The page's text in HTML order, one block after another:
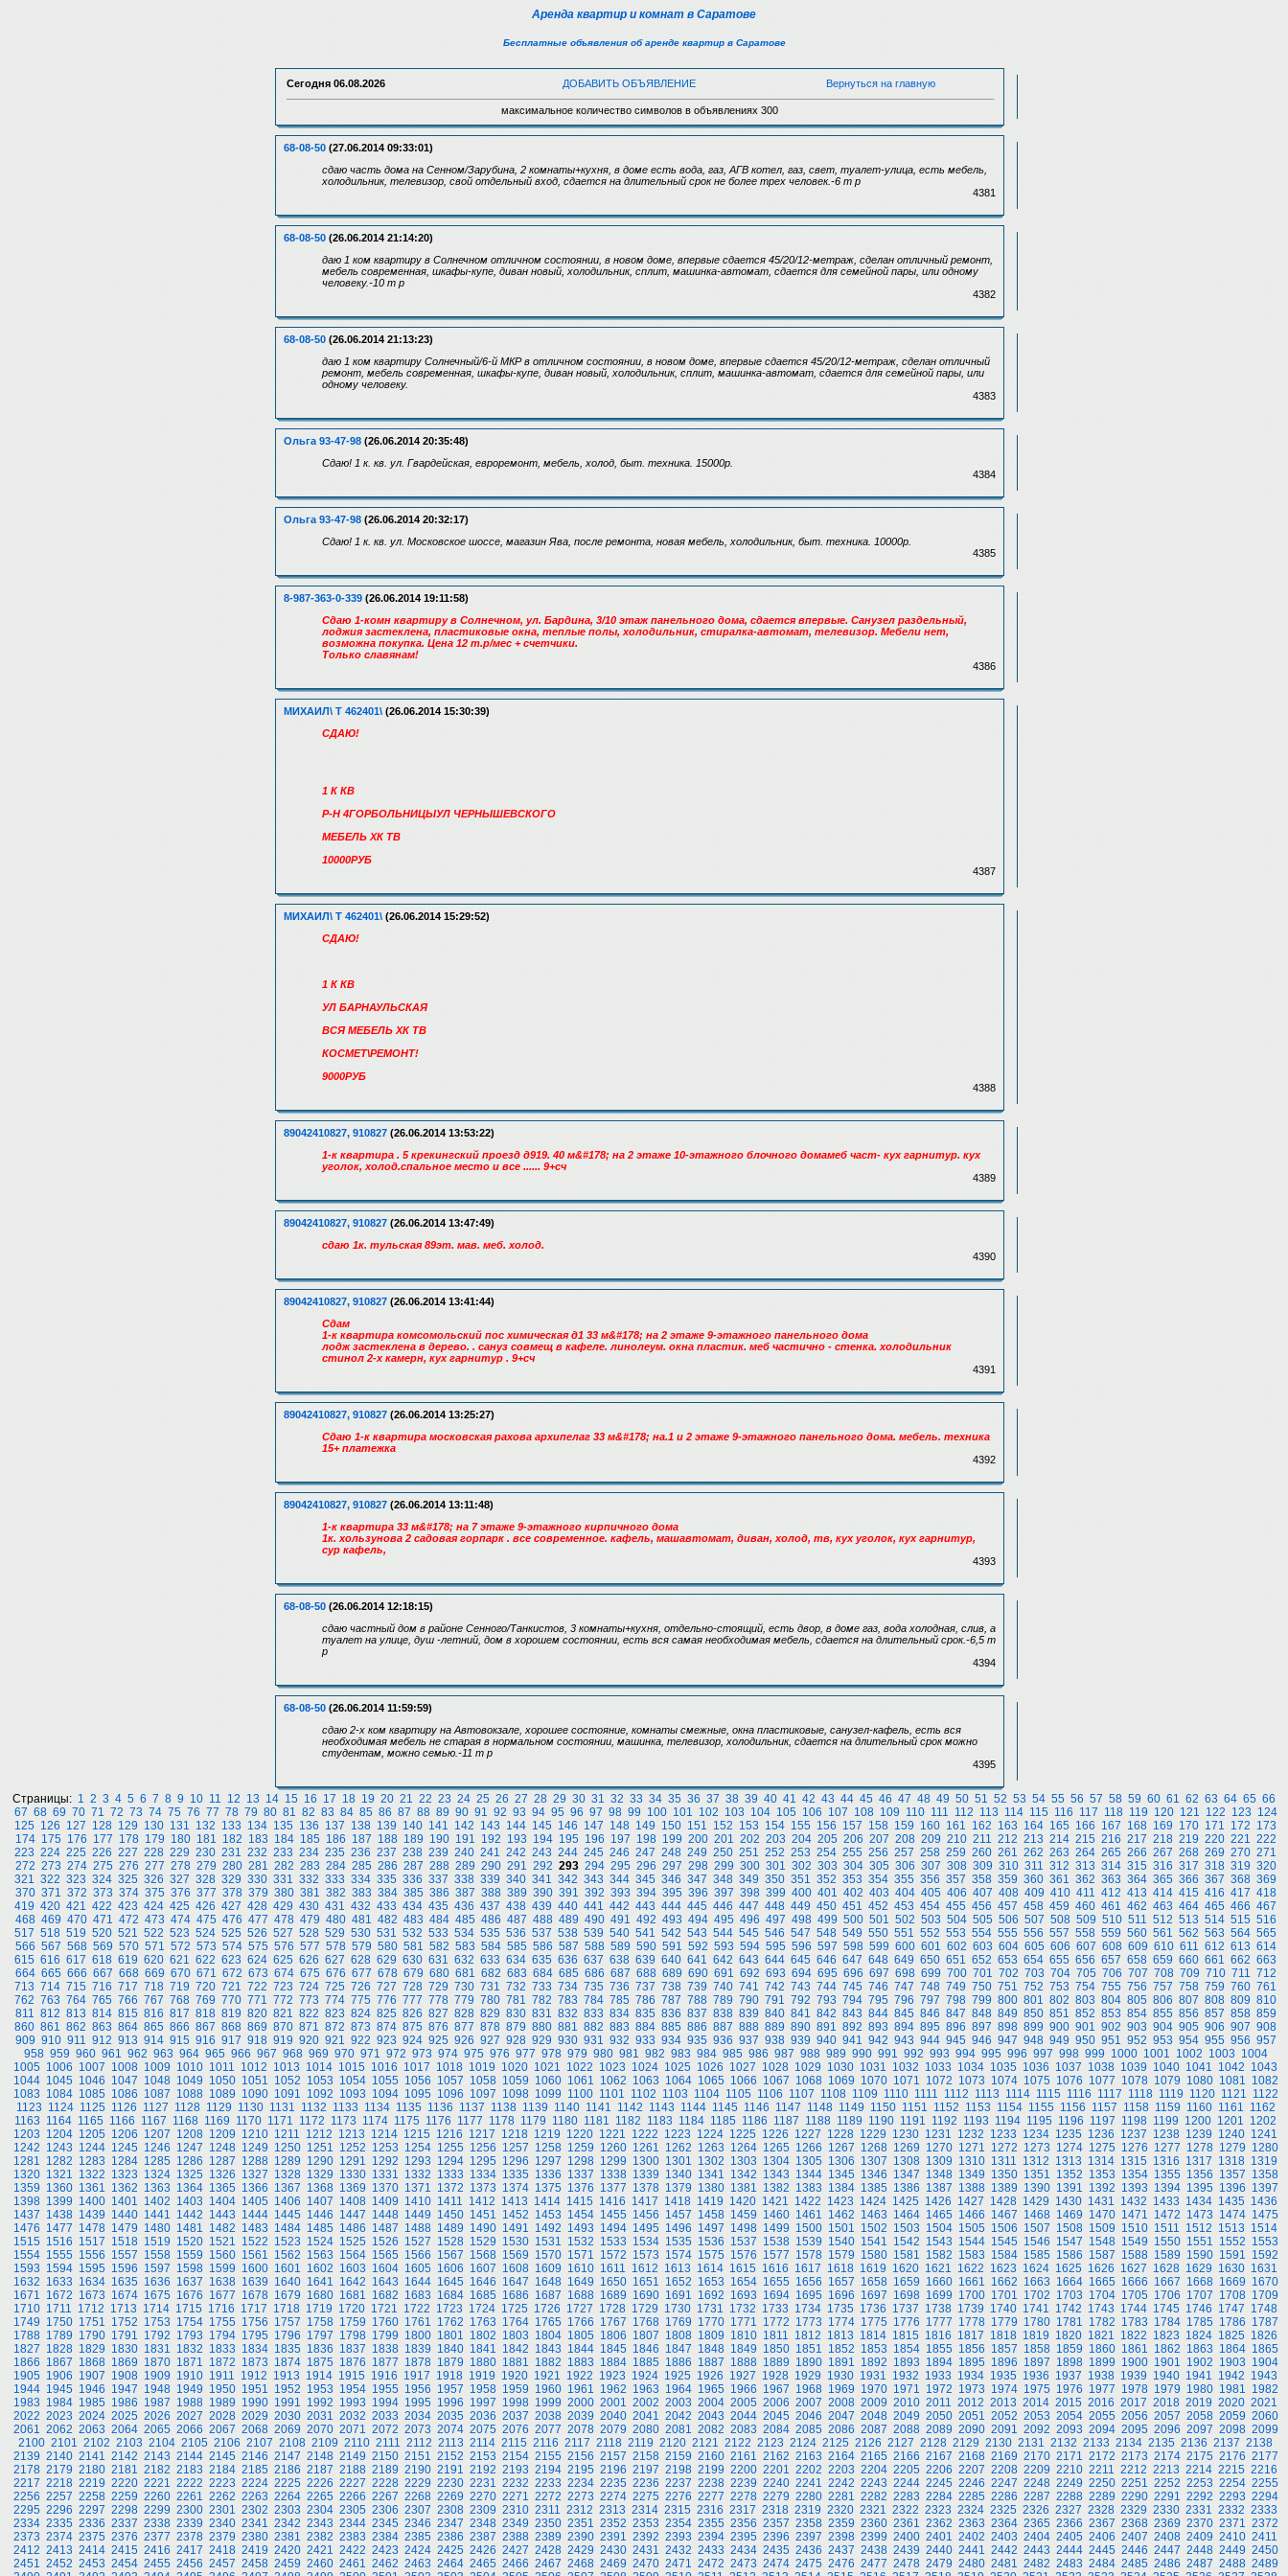
Аренда квартир и комнат в Саратове
Бесплатные объявления об аренде квартир в Саратове
Сегодня 06.08.2026 ДОБАВИТЬ ОБЪЯВЛЕНИЕ Вернуться на главную
максимальное количество символов в объявлениях 300
68-08-50 (27.06.2014 09:33:01)
сдаю часть дома на Сенном/Зарубина, 2 комнаты+кухня, в доме есть вода, газ, АГВ котел, газ, свет, туалет-улица, есть мебель,
холодильник, телевизор, свой отдельный вход, сдается на длительный срок не более трех человек.-6 т р
4381
68-08-50 (26.06.2014 21:14:20)
даю 1 ком квартиру в Солнечном отличном состоянии, в новом доме, впервые сдается 45/20/12-метраж, сделан отличный ремонт,
мебель современная, шкафы-купе, диван новый, холодильник, сплит, машинка-автомат, сдается для семейной пары, или одному
человеку.-10 т р
4382
68-08-50 (26.06.2014 21:13:23)
даю 1 ком квартиру Солнечный/6-й МКР в отличном состоянии, в новом доме, впервые сдается 45/20/12-метраж, сделан отличный
ремонт, мебель современная, шкафы-купе, диван новый, холодильник, сплит, машинка-автомат, сдается для семейной пары, или
одному человеку.
4383
Ольга 93-47-98 (26.06.2014 20:35:48)
Сдаю! 1 к. кв. ул. Гвардейская, евроремонт, мебель, холод, быт. техника. 15000р.
4384
Ольга 93-47-98 (26.06.2014 20:32:17)
Сдаю! 1 к. кв. ул. Московское шоссе, магазин Ява, после ремонта, новая мебель, холодильник, быт. техника. 10000р.
4385
8-987-363-0-339 (26.06.2014 19:11:58)
Сдаю 1-комн квартиру в Солнечном, ул. Бардина, 3/10 этаж панельного дома, сдается впервые. Санузел раздельный,
лоджия застеклена, пластиковые окна, теплые полы, холодильник, стиралка-автомат, телевизор. Мебели нет,
возможна покупка. Цена 12 т.р/мес + счетчики.
Только славянам!
4386
МИХАИЛ\ Т 462401\ (26.06.2014 15:30:39)
СДАЮ!
1 К КВ
Р-Н 4ГОРБОЛЬНИЦЫУЛ ЧЕРНЫШЕВСКОГО
МЕБЕЛЬ ХК ТВ
10000РУБ
4387
МИХАИЛ\ Т 462401\ (26.06.2014 15:29:52)
СДАЮ!
1 К КВ
УЛ БАРНАУЛЬСКАЯ
ВСЯ МЕБЕЛЬ ХК ТВ
КОСМЕТ\РЕМОНТ!
9000РУБ
4388
89042410827, 910827 (26.06.2014 13:53:22)
1-к квартира . 5 крекингский проезд д919. 40 м&#178; на 2 этаже 10-этажного блочного домамеб част- кух гарнитур. кух
уголок, холод.спальное место и все ...... 9+сч
4389
89042410827, 910827 (26.06.2014 13:47:49)
сдаю 1к. тульская 89эт. мав. меб. холод.
4390
89042410827, 910827 (26.06.2014 13:41:44)
Сдам
1-к квартира комсомольский пос химическая д1 33 м&#178; на 2 этаже 9-этажного панельного дома
лодж застеклена в дерево. . сануз совмещ в кафеле. линолеум. окна пластик. меб частично - стенка. холодильник
стинол 2-х камерн, кух гарнитур . 9+сч
4391
89042410827, 910827 (26.06.2014 13:25:27)
Сдаю 1-к квартира московская рахова архипелаг 33 м&#178; на.1 и 2 этаже 9-этажного панельного дома. мебель. техника
15+ платежка
4392
89042410827, 910827 (26.06.2014 13:11:48)
1-к квартира 33 м&#178; на 7 этаже 9-этажного кирпичного дома
1к. хользунова 2 садовая горпарк . все современное. кафель, машавтомат, диван, холод, тв, кух уголок, кух гарнитур,
сур кафель,
4393
68-08-50 (26.06.2014 12:18:15)
сдаю частный дом в районе Сенного/Танкистов, 3 комнаты+кухня, отдельно-стоящий, есть двор, в доме газ, вода холодная, слив, а
туалет на улице, душ -летний, дом в хорошем состоянии, есть вся самая необходимая мебель, сдается на длительный срок.-6,5 т
р
4394
68-08-50 (26.06.2014 11:59:59)
сдаю 2-х ком квартиру на Автовокзале, хорошее состояние, комнаты смежные, окна пластиковые, санузел-кафель, есть вся
необходимая мебель не старая в нормальном состоянии, машинка, телевизор, холодильник, сдается на длительный срок можно
студентам, можно семью.-11 т р
4395
Страницы: 1 2 3 4 5 6 7 8 9 10 11 12 13 14 15 16 17 18 19 20 21 22 23 24 25 26 27 28 29 30 31 32 33 34 35 36 37 38 39 40 41 42 43 44 45 46 47 48 49 50 51 52 53 54 55 56 57 58 59 60 61 62 63 64 65 66
67 68 69 70 71 72 73 74 75 76 77 78 79 80 81 82 83 84 85 86 87 88 89 90 91 92 93 94 95 96 97 98 99 100 101 102 103 104 105 106 107 108 109 110 111 112 113 114 115 116 117 118 119 120 121 122 123 124
125 126 127 128 129 130 131 132 133 134 135 136 137 138 139 140 141 142 143 144 145 146 147 148 149 150 151 152 153 154 155 156 157 158 159 160 161 162 163 164 165 166 167 168 169 170 171 172 173
174 175 176 177 178 179 180 181 182 183 184 185 186 187 188 189 190 191 192 193 194 195 196 197 198 199 200 201 202 203 204 205 206 207 208 209 210 211 212 213 214 215 216 217 218 219 220 221 222
223 224 225 226 227 228 229 230 231 232 233 234 235 236 237 238 239 240 241 242 243 244 245 246 247 248 249 250 251 252 253 254 255 256 257 258 259 260 261 262 263 264 265 266 267 268 269 270 271
272 273 274 275 276 277 278 279 280 281 282 283 284 285 286 287 288 289 290 291 292 293 294 295 296 297 298 299 300 301 302 303 304 305 306 307 308 309 310 311 312 313 314 315 316 317 318 319 320
321 322 323 324 325 326 327 328 329 330 331 332 333 334 335 336 337 338 339 340 341 342 343 344 345 346 347 348 349 350 351 352 353 354 355 356 357 358 359 360 361 362 363 364 365 366 367 368 369
370 371 372 373 374 375 376 377 378 379 380 381 382 383 384 385 386 387 388 389 390 391 392 393 394 395 396 397 398 399 400 401 402 403 404 405 406 407 408 409 410 411 412 413 414 415 416 417 418
419 420 421 422 423 424 425 426 427 428 429 430 431 432 433 434 435 436 437 438 439 440 441 442 443 444 445 446 447 448 449 450 451 452 453 454 455 456 457 458 459 460 461 462 463 464 465 466 467
468 469 470 471 472 473 474 475 476 477 478 479 480 481 482 483 484 485 486 487 488 489 490 491 492 493 494 495 496 497 498 499 500 501 502 503 504 505 506 507 508 509 510 511 512 513 514 515 516
517 518 519 520 521 522 523 524 525 526 527 528 529 530 531 532 533 534 535 536 537 538 539 540 541 542 543 544 545 546 547 548 549 550 551 552 553 554 555 556 557 558 559 560 561 562 563 564 565
566 567 568 569 570 571 572 573 574 575 576 577 578 579 580 581 582 583 584 585 586 587 588 589 590 591 592 593 594 595 596 597 598 599 600 601 602 603 604 605 606 607 608 609 610 611 612 613 614
615 616 617 618 619 620 621 622 623 624 625 626 627 628 629 630 631 632 633 634 635 636 637 638 639 640 641 642 643 644 645 646 647 648 649 650 651 652 653 654 655 656 657 658 659 660 661 662 663
664 665 666 667 668 669 670 671 672 673 674 675 676 677 678 679 680 681 682 683 684 685 686 687 688 689 690 691 692 693 694 695 696 697 698 699 700 701 702 703 704 705 706 707 708 709 710 711 712
713 714 715 716 717 718 719 720 721 722 723 724 725 726 727 728 729 730 731 732 733 734 735 736 737 738 739 740 741 742 743 744 745 746 747 748 749 750 751 752 753 754 755 756 757 758 759 760 761
762 763 764 765 766 767 768 769 770 771 772 773 774 775 776 777 778 779 780 781 782 783 784 785 786 787 788 789 790 791 792 793 794 795 796 797 798 799 800 801 802 803 804 805 806 807 808 809 810
811 812 813 814 815 816 817 818 819 820 821 822 823 824 825 826 827 828 829 830 831 832 833 834 835 836 837 838 839 840 841 842 843 844 845 846 847 848 849 850 851 852 853 854 855 856 857 858 859
860 861 862 863 864 865 866 867 868 869 870 871 872 873 874 875 876 877 878 879 880 881 882 883 884 885 886 887 888 889 890 891 892 893 894 895 896 897 898 899 900 901 902 903 904 905 906 907 908
909 910 911 912 913 914 915 916 917 918 919 920 921 922 923 924 925 926 927 928 929 930 931 932 933 934 935 936 937 938 939 940 941 942 943 944 945 946 947 948 949 950 951 952 953 954 955 956 957
958 959 960 961 962 963 964 965 966 967 968 969 970 971 972 973 974 975 976 977 978 979 980 981 982 983 984 985 986 987 988 989 990 991 992 993 994 995 996 997 998 999 1000 1001 1002 1003 1004
1005 1006 1007 1008 1009 1010 1011 1012 1013 1014 1015 1016 1017 1018 1019 1020 1021 1022 1023 1024 1025 1026 1027 1028 1029 1030 1031 1032 1033 1034 1035 1036 1037 1038 1039 1040 1041 1042 1043
1044 1045 1046 1047 1048 1049 1050 1051 1052 1053 1054 1055 1056 1057 1058 1059 1060 1061 1062 1063 1064 1065 1066 1067 1068 1069 1070 1071 1072 1073 1074 1075 1076 1077 1078 1079 1080 1081 1082
1083 1084 1085 1086 1087 1088 1089 1090 1091 1092 1093 1094 1095 1096 1097 1098 1099 1100 1101 1102 1103 1104 1105 1106 1107 1108 1109 1110 1111 1112 1113 1114 1115 1116 1117 1118 1119 1120 1121 1122
1123 1124 1125 1126 1127 1128 1129 1130 1131 1132 1133 1134 1135 1136 1137 1138 1139 1140 1141 1142 1143 1144 1145 1146 1147 1148 1149 1150 1151 1152 1153 1154 1155 1156 1157 1158 1159 1160 1161 1162
1163 1164 1165 1166 1167 1168 1169 1170 1171 1172 1173 1174 1175 1176 1177 1178 1179 1180 1181 1182 1183 1184 1185 1186 1187 1188 1189 1190 1191 1192 1193 1194 1195 1196 1197 1198 1199 1200 1201 1202
1203 1204 1205 1206 1207 1208 1209 1210 1211 1212 1213 1214 1215 1216 1217 1218 1219 1220 1221 1222 1223 1224 1225 1226 1227 1228 1229 1230 1231 1232 1233 1234 1235 1236 1237 1238 1239 1240 1241
1242 1243 1244 1245 1246 1247 1248 1249 1250 1251 1252 1253 1254 1255 1256 1257 1258 1259 1260 1261 1262 1263 1264 1265 1266 1267 1268 1269 1270 1271 1272 1273 1274 1275 1276 1277 1278 1279 1280
1281 1282 1283 1284 1285 1286 1287 1288 1289 1290 1291 1292 1293 1294 1295 1296 1297 1298 1299 1300 1301 1302 1303 1304 1305 1306 1307 1308 1309 1310 1311 1312 1313 1314 1315 1316 1317 1318 1319
1320 1321 1322 1323 1324 1325 1326 1327 1328 1329 1330 1331 1332 1333 1334 1335 1336 1337 1338 1339 1340 1341 1342 1343 1344 1345 1346 1347 1348 1349 1350 1351 1352 1353 1354 1355 1356 1357 1358
1359 1360 1361 1362 1363 1364 1365 1366 1367 1368 1369 1370 1371 1372 1373 1374 1375 1376 1377 1378 1379 1380 1381 1382 1383 1384 1385 1386 1387 1388 1389 1390 1391 1392 1393 1394 1395 1396 1397
1398 1399 1400 1401 1402 1403 1404 1405 1406 1407 1408 1409 1410 1411 1412 1413 1414 1415 1416 1417 1418 1419 1420 1421 1422 1423 1424 1425 1426 1427 1428 1429 1430 1431 1432 1433 1434 1435 1436
1437 1438 1439 1440 1441 1442 1443 1444 1445 1446 1447 1448 1449 1450 1451 1452 1453 1454 1455 1456 1457 1458 1459 1460 1461 1462 1463 1464 1465 1466 1467 1468 1469 1470 1471 1472 1473 1474 1475
1476 1477 1478 1479 1480 1481 1482 1483 1484 1485 1486 1487 1488 1489 1490 1491 1492 1493 1494 1495 1496 1497 1498 1499 1500 1501 1502 1503 1504 1505 1506 1507 1508 1509 1510 1511 1512 1513 1514
1515 1516 1517 1518 1519 1520 1521 1522 1523 1524 1525 1526 1527 1528 1529 1530 1531 1532 1533 1534 1535 1536 1537 1538 1539 1540 1541 1542 1543 1544 1545 1546 1547 1548 1549 1550 1551 1552 1553
1554 1555 1556 1557 1558 1559 1560 1561 1562 1563 1564 1565 1566 1567 1568 1569 1570 1571 1572 1573 1574 1575 1576 1577 1578 1579 1580 1581 1582 1583 1584 1585 1586 1587 1588 1589 1590 1591 1592
1593 1594 1595 1596 1597 1598 1599 1600 1601 1602 1603 1604 1605 1606 1607 1608 1609 1610 1611 1612 1613 1614 1615 1616 1617 1618 1619 1620 1621 1622 1623 1624 1625 1626 1627 1628 1629 1630 1631
1632 1633 1634 1635 1636 1637 1638 1639 1640 1641 1642 1643 1644 1645 1646 1647 1648 1649 1650 1651 1652 1653 1654 1655 1656 1657 1658 1659 1660 1661 1662 1663 1664 1665 1666 1667 1668 1669 1670
1671 1672 1673 1674 1675 1676 1677 1678 1679 1680 1681 1682 1683 1684 1685 1686 1687 1688 1689 1690 1691 1692 1693 1694 1695 1696 1697 1698 1699 1700 1701 1702 1703 1704 1705 1706 1707 1708 1709
1710 1711 1712 1713 1714 1715 1716 1717 1718 1719 1720 1721 1722 1723 1724 1725 1726 1727 1728 1729 1730 1731 1732 1733 1734 1735 1736 1737 1738 1739 1740 1741 1742 1743 1744 1745 1746 1747 1748
1749 1750 1751 1752 1753 1754 1755 1756 1757 1758 1759 1760 1761 1762 1763 1764 1765 1766 1767 1768 1769 1770 1771 1772 1773 1774 1775 1776 1777 1778 1779 1780 1781 1782 1783 1784 1785 1786 1787
1788 1789 1790 1791 1792 1793 1794 1795 1796 1797 1798 1799 1800 1801 1802 1803 1804 1805 1806 1807 1808 1809 1810 1811 1812 1813 1814 1815 1816 1817 1818 1819 1820 1821 1822 1823 1824 1825 1826
1827 1828 1829 1830 1831 1832 1833 1834 1835 1836 1837 1838 1839 1840 1841 1842 1843 1844 1845 1846 1847 1848 1849 1850 1851 1852 1853 1854 1855 1856 1857 1858 1859 1860 1861 1862 1863 1864 1865
1866 1867 1868 1869 1870 1871 1872 1873 1874 1875 1876 1877 1878 1879 1880 1881 1882 1883 1884 1885 1886 1887 1888 1889 1890 1891 1892 1893 1894 1895 1896 1897 1898 1899 1900 1901 1902 1903 1904
1905 1906 1907 1908 1909 1910 1911 1912 1913 1914 1915 1916 1917 1918 1919 1920 1921 1922 1923 1924 1925 1926 1927 1928 1929 1930 1931 1932 1933 1934 1935 1936 1937 1938 1939 1940 1941 1942 1943
1944 1945 1946 1947 1948 1949 1950 1951 1952 1953 1954 1955 1956 1957 1958 1959 1960 1961 1962 1963 1964 1965 1966 1967 1968 1969 1970 1971 1972 1973 1974 1975 1976 1977 1978 1979 1980 1981 1982
1983 1984 1985 1986 1987 1988 1989 1990 1991 1992 1993 1994 1995 1996 1997 1998 1999 2000 2001 2002 2003 2004 2005 2006 2007 2008 2009 2010 2011 2012 2013 2014 2015 2016 2017 2018 2019 2020 2021
2022 2023 2024 2025 2026 2027 2028 2029 2030 2031 2032 2033 2034 2035 2036 2037 2038 2039 2040 2041 2042 2043 2044 2045 2046 2047 2048 2049 2050 2051 2052 2053 2054 2055 2056 2057 2058 2059 2060
2061 2062 2063 2064 2065 2066 2067 2068 2069 2070 2071 2072 2073 2074 2075 2076 2077 2078 2079 2080 2081 2082 2083 2084 2085 2086 2087 2088 2089 2090 2091 2092 2093 2094 2095 2096 2097 2098 2099
2100 2101 2102 2103 2104 2105 2106 2107 2108 2109 2110 2111 2112 2113 2114 2115 2116 2117 2118 2119 2120 2121 2122 2123 2124 2125 2126 2127 2128 2129 2130 2131 2132 2133 2134 2135 2136 2137 2138
2139 2140 2141 2142 2143 2144 2145 2146 2147 2148 2149 2150 2151 2152 2153 2154 2155 2156 2157 2158 2159 2160 2161 2162 2163 2164 2165 2166 2167 2168 2169 2170 2171 2172 2173 2174 2175 2176 2177
2178 2179 2180 2181 2182 2183 2184 2185 2186 2187 2188 2189 2190 2191 2192 2193 2194 2195 2196 2197 2198 2199 2200 2201 2202 2203 2204 2205 2206 2207 2208 2209 2210 2211 2212 2213 2214 2215 2216
2217 2218 2219 2220 2221 2222 2223 2224 2225 2226 2227 2228 2229 2230 2231 2232 2233 2234 2235 2236 2237 2238 2239 2240 2241 2242 2243 2244 2245 2246 2247 2248 2249 2250 2251 2252 2253 2254 2255
2256 2257 2258 2259 2260 2261 2262 2263 2264 2265 2266 2267 2268 2269 2270 2271 2272 2273 2274 2275 2276 2277 2278 2279 2280 2281 2282 2283 2284 2285 2286 2287 2288 2289 2290 2291 2292 2293 2294
2295 2296 2297 2298 2299 2300 2301 2302 2303 2304 2305 2306 2307 2308 2309 2310 2311 2312 2313 2314 2315 2316 2317 2318 2319 2320 2321 2322 2323 2324 2325 2326 2327 2328 2329 2330 2331 2332 2333
2334 2335 2336 2337 2338 2339 2340 2341 2342 2343 2344 2345 2346 2347 2348 2349 2350 2351 2352 2353 2354 2355 2356 2357 2358 2359 2360 2361 2362 2363 2364 2365 2366 2367 2368 2369 2370 2371 2372
2373 2374 2375 2376 2377 2378 2379 2380 2381 2382 2383 2384 2385 2386 2387 2388 2389 2390 2391 2392 2393 2394 2395 2396 2397 2398 2399 2400 2401 2402 2403 2404 2405 2406 2407 2408 2409 2410 2411
2412 2413 2414 2415 2416 2417 2418 2419 2420 2421 2422 2423 2424 2425 2426 2427 2428 2429 2430 2431 2432 2433 2434 2435 2436 2437 2438 2439 2440 2441 2442 2443 2444 2445 2446 2447 2448 2449 2450
2451 2452 2453 2454 2455 2456 2457 2458 2459 2460 2461 2462 2463 2464 2465 2466 2467 2468 2469 2470 2471 2472 2473 2474 2475 2476 2477 2478 2479 2480 2481 2482 2483 2484 2485 2486 2487 2488 2489